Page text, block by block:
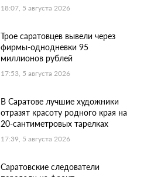
18:07, 5 августа 2026
Трое саратовцев вывели через
фирмы-однодневки 95
миллионов рублей
17:53, 5 августа 2026
В Саратове лучшие художники
отразят красоту родного края на
20-сантиметровых тарелках
17:39, 5 августа 2026
Саратовские следователи